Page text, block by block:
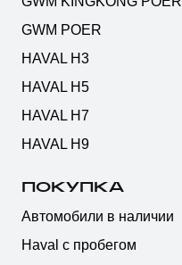
GWM POER
HAVAL H3
HAVAL H5
HAVAL H7
HAVAL H9
ПОКУПКА
Автомобили в наличии
Haval с пробегом